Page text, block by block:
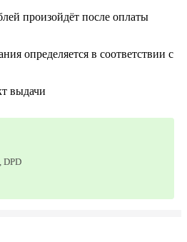
произойдёт после оплаты
определяется в соответствии с
выдачи
DPD